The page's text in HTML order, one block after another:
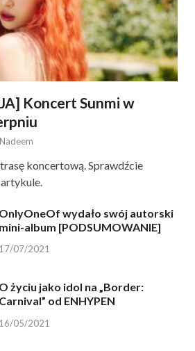
Koncert Sunmi w
koncertową. Sprawdźcie
OnlyOneOf wydało swój autorski
mini-album [PODSUMOWANIE]
17/07/2021
O życiu jako idol na „Border:
Carnival” od ENHYPEN
16/05/2021